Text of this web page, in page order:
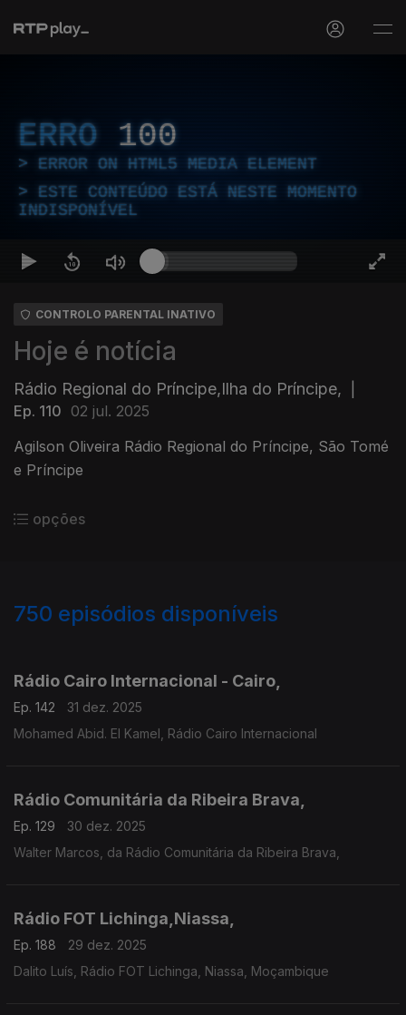
ERRO 100
ERROR ON HTML5 MEDIA ELEMENT
ESTE CONTEÚDO ESTÁ NESTE MOMENTO
INDISPONÍVEL
CONTROLO PARENTAL INATIVO
Hoje é notícia
Rádio Regional do Príncipe,Ilha do Príncipe,
Ep. 110 02 jul. 2025
Agilson Oliveira Rádio Regional do Príncipe, São Tomé
e Príncipe
opções
750 episódios disponíveis
Rádio Cairo Internacional - Cairo,
Ep. 142
31 dez. 2025
Mohamed Abid. El Kamel, Rádio Cairo Internacional
Rádio Comunitária da Ribeira Brava,
Ep. 129
30 dez. 2025
Walter Marcos, da Rádio Comunitária da Ribeira Brava,
Rádio FOT Lichinga,Niassa,
Ep. 188
29 dez. 2025
Dalito Luís, Rádio FOT Lichinga, Niassa, Moçambique